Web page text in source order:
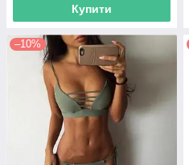
Купити
–10%